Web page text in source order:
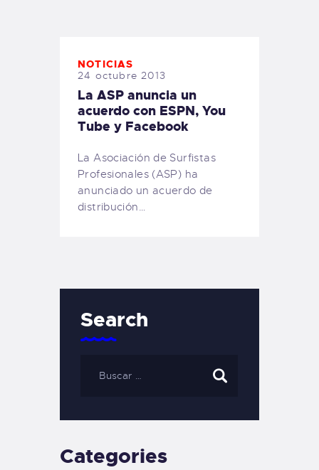
NOTICIAS
24 octubre 2013
La ASP anuncia un
acuerdo con ESPN, You
Tube y Facebook
La Asociación de Surfistas
Profesionales (ASP) ha
anunciado un acuerdo de
distribución…
Search
Categories